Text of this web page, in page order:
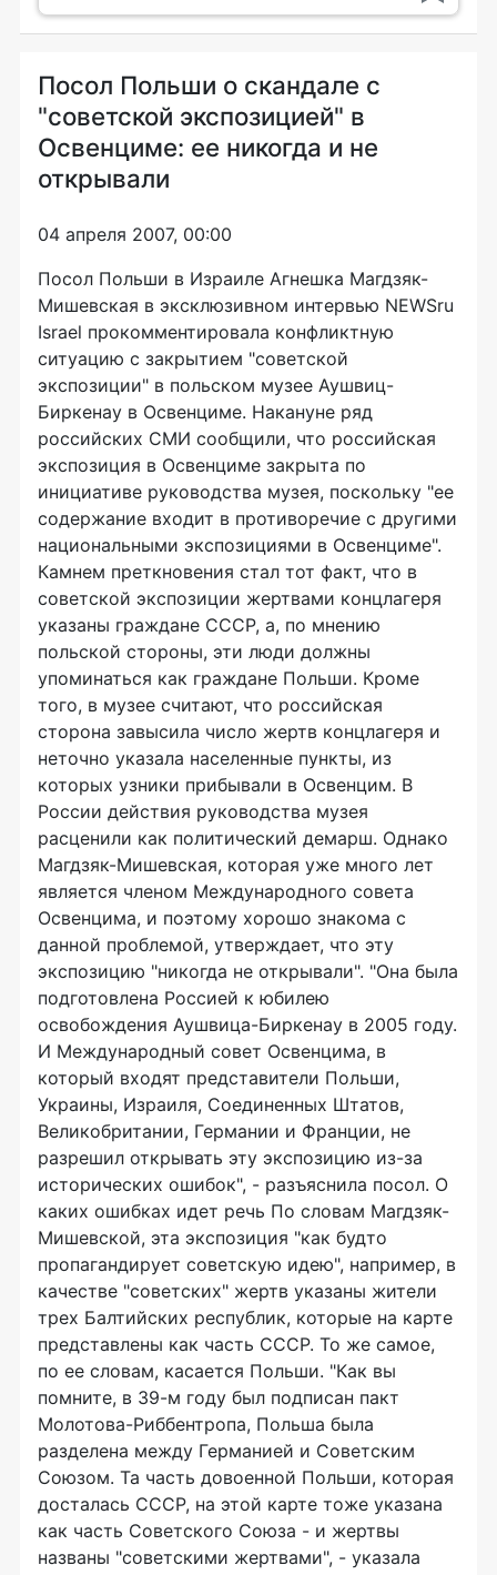
Посол Польши о скандале с
"советской экспозицией" в
Освенциме: ее никогда и не
открывали
04 апреля 2007, 00:00
Посол Польши в Израиле Агнешка Магдзяк-
Мишевская в эксклюзивном интервью NEWSru
Israel прокомментировала конфликтную
ситуацию с закрытием "советской
экспозиции" в польском музее Аушвиц-
Биркенау в Освенциме. Накануне ряд
российских СМИ сообщили, что российская
экспозиция в Освенциме закрыта по
инициативе руководства музея, поскольку "ее
содержание входит в противоречие с другими
национальными экспозициями в Освенциме".
Камнем преткновения стал тот факт, что в
советской экспозиции жертвами концлагеря
указаны граждане СССР, а, по мнению
польской стороны, эти люди должны
упоминаться как граждане Польши. Кроме
того, в музее считают, что российская
сторона завысила число жертв концлагеря и
неточно указала населенные пункты, из
которых узники прибывали в Освенцим. В
России действия руководства музея
расценили как политический демарш. Однако
Магдзяк-Мишевская, которая уже много лет
является членом Международного совета
Освенцима, и поэтому хорошо знакома с
данной проблемой, утверждает, что эту
экспозицию "никогда не открывали". "Она была
подготовлена Россией к юбилею
освобождения Аушвица-Биркенау в 2005 году.
И Международный совет Освенцима, в
который входят представители Польши,
Украины, Израиля, Соединенных Штатов,
Великобритании, Германии и Франции, не
разрешил открывать эту экспозицию из-за
исторических ошибок", - разъяснила посол. О
каких ошибках идет речь По словам Магдзяк-
Мишевской, эта экспозиция "как будто
пропагандирует советскую идею", например, в
качестве "советских" жертв указаны жители
трех Балтийских республик, которые на карте
представлены как часть СССР. То же самое,
по ее словам, касается Польши. "Как вы
помните, в 39-м году был подписан пакт
Молотова-Риббентропа, Польша была
разделена между Германией и Советским
Союзом. Та часть довоенной Польши, которая
досталась СССР, на этой карте тоже указана
как часть Советского Союза - и жертвы
названы "советскими жертвами", - указала